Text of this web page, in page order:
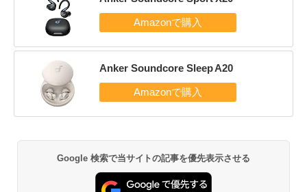
Anker Soundcore Sleep A20
Google 検索で当サイトの記事を優先表示させる